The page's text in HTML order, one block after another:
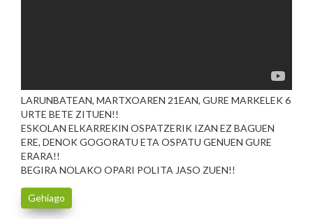
LARUNBATEAN, MARTXOAREN 21EAN, GURE MARKELEK 6
URTE BETE ZITUEN!!
ESKOLAN ELKARREKIN OSPATZERIK IZAN EZ BAGUEN
ERE, DENOK GOGORATU ETA OSPATU GENUEN GURE
ERARA!!
BEGIRA NOLAKO OPARI POLITA JASO ZUEN!!
Gehiago